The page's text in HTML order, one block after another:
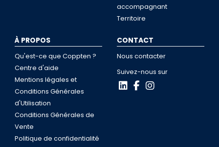
accompagnant
Territoire
À PROPOS
Qu'est-ce que Coppten ?
Centre d'aide
Mentions légales et
Conditions Générales
d'Utilisation
Conditions Générales de
Vente
Politique de confidentialité
CONTACT
Nous contacter
Suivez-nous sur